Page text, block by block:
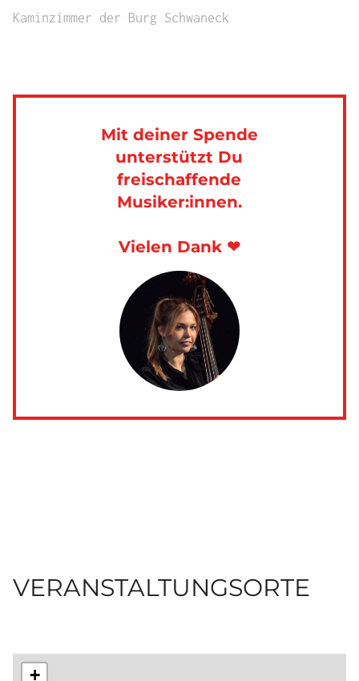
Kaminzimmer der Burg Schwaneck
Mit deiner Spende
unterstützt Du
freischaffende
Musiker:innen.
Vielen Dank ❤
VERANSTALTUNGSORTE
+